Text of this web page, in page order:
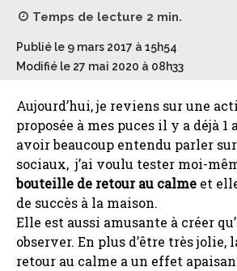
Temps de lecture 2 min.
Publié le 9 mars 2017 à 15h54
Modifié le 27 mai 2020 à 08h33
Aujourd’hui, je reviens sur une
proposée à mes puces il y a déjà 1
avoir beaucoup entendu parler
sociaux, j’ai voulu tester moi-
bouteille de retour au calme et
de succès à la maison.
Elle est aussi amusante à créer
observer. En plus d’être très jolie,
retour au calme a un effet